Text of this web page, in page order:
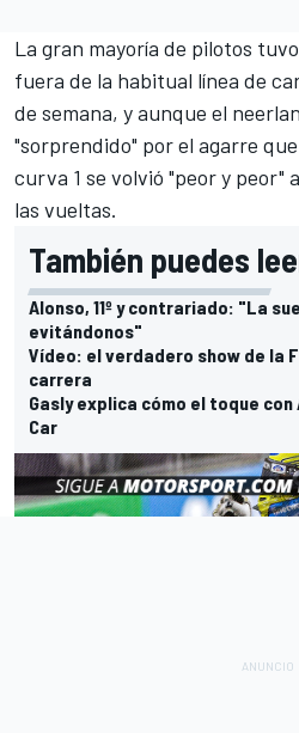
La gran mayoría de pilotos
fuera de la habitual línea de
de semana, y aunque el
"sorprendido" por el agarre
curva 1 se volvió "peor y peor"
las vueltas.
También puedes
Alonso, 11º y contrariado: "La
evitándonos"
Vídeo: el verdadero show de la
carrera
Gasly explica cómo el toque
Car